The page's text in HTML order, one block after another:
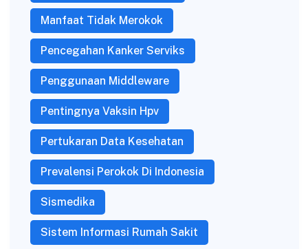
Manfaat Tidak Merokok
Pencegahan Kanker Serviks
Penggunaan Middleware
Pentingnya Vaksin Hpv
Pertukaran Data Kesehatan
Prevalensi Perokok Di Indonesia
Sismedika
Sistem Informasi Rumah Sakit